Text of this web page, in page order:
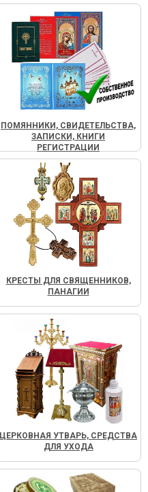
ПОМЯННИКИ, СВИДЕТЕЛЬСТВА,
ЗАПИСКИ, КНИГИ
РЕГИСТРАЦИИ
КРЕСТЫ ДЛЯ СВЯЩЕННИКОВ,
ПАНАГИИ
ЦЕРКОВНАЯ УТВАРЬ, СРЕДСТВА
ДЛЯ УХОДА